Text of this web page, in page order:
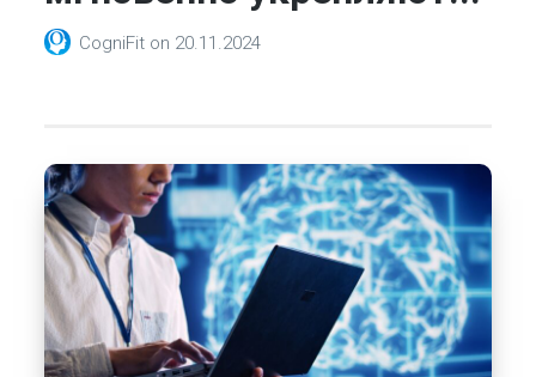
CogniFit on 20.11.2024